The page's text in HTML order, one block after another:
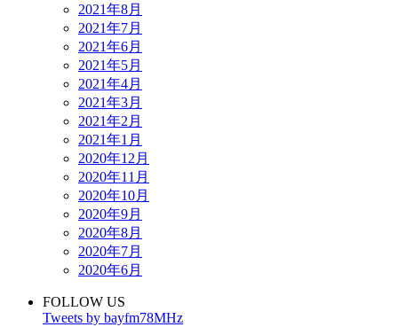
2021年8月
2021年7月
2021年6月
2021年5月
2021年4月
2021年3月
2021年2月
2021年1月
2020年12月
2020年11月
2020年10月
2020年9月
2020年8月
2020年7月
2020年6月
FOLLOW US
Tweets by bayfm78MHz